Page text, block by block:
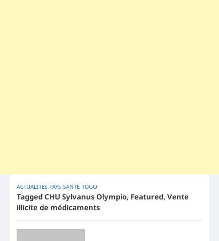
ACTUALITES PAYS SANTÉ TOGO
Tagged CHU Sylvanus Olympio, Featured, Vente
illicite de médicaments